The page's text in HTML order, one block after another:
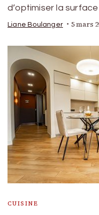
d’optimiser la
Liane Boulanger 5 mars
CUISINE